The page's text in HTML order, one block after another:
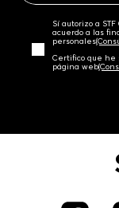
Sí autorizo a
acuerdo a las
personales‎
Certifico que he
página web‎